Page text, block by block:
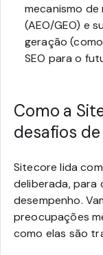
mecanismo
(AEO/GEO) e
geração
SEO para o
Como a
desafios
Sitecore lida
deliberada, para
desempenho.
preocupações
como elas são